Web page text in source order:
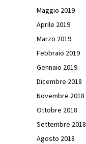
Maggio 2019
Aprile 2019
Marzo 2019
Febbraio 2019
Gennaio 2019
Dicembre 2018
Novembre 2018
Ottobre 2018
Settembre 2018
Agosto 2018